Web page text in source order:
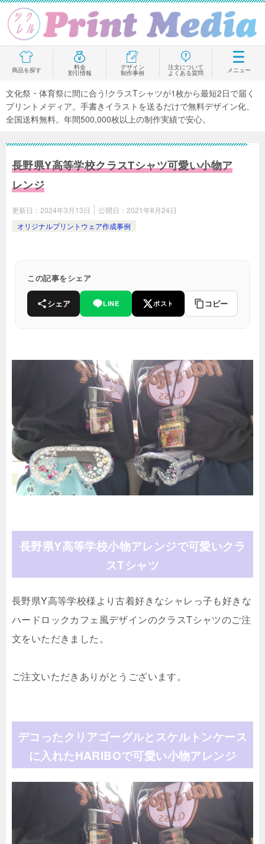
商品を探す 料金
割引情報
デザイン
制作事例
注文について
よくある質問 メニュー
文化祭・体育祭に間に合う!クラスTシャツが1枚から最短2日で届く
プリントメディア。手書きイラストを送るだけで無料デザイン化、
全国送料無料。年間500,000枚以上の制作実績で安心。
長野県Y高等学校クラスTシャツ可愛い小物ア
レンジ
更新日： 2024年3月13日 公開日： 2021年8月24日
オリジナルプリントウェア作成事例
この記事をシェア
シェア LINE ポスト コピー
長野県Y高等学校小物アレンジで可愛いクラ
スTシャツ
長野県Y高等学校様より古着好きなシャレっ子も好きな
ハードロックカフェ風デザインのクラスTシャツのご注
文をいただきました。
ご注文いただきありがとうございます。
デコったクリアゴーグルとスケルトンケース
に入れたHARIBOで可愛い小物アレンジ